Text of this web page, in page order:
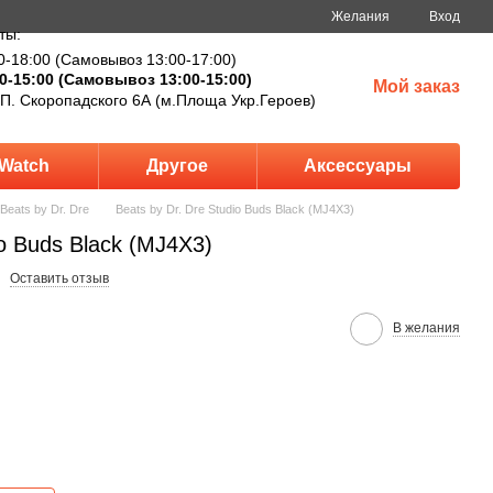
Желания Вход
18:00 (Самовывоз 13:00-17:00)
15:00 (Самовывоз 13:00-15:00)
Скоропадского 6А (м.Площа Укр.Героев)
Мой заказ
Другое Аксессуары
Beats by Dr. Dre Beats by Dr. Dre Studio Buds Black (MJ4X3)
Buds Black (MJ4X3)
Оставить отзыв
В желания